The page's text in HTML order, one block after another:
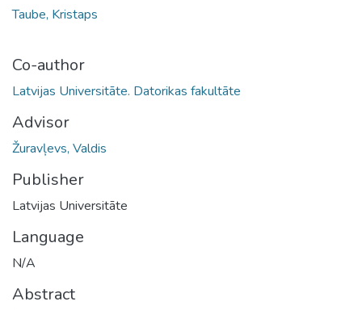
Taube, Kristaps
Co-author
Latvijas Universitāte. Datorikas fakultāte
Advisor
Žuravļevs, Valdis
Publisher
Latvijas Universitāte
Language
N/A
Abstract